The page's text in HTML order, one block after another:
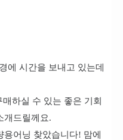
에 시간을 보내고 있는데
하실 수 있는 좋은 기회
개드릴께요.
어닝 찾았습니다! 맘에